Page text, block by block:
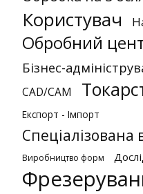
Користувач
Обробний
Бізнес-
CAD/CAM
Експорт - Імпорт
Спеціалізована
Виробництво форм